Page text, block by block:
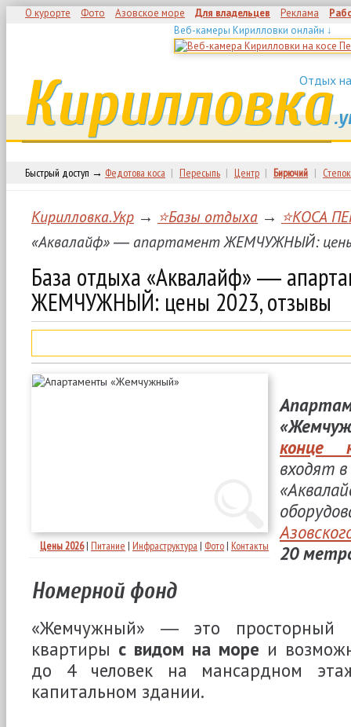
О курорте Фото Азовское море Для владельцев Реклама
Веб-камеры Кирилловки онлайн ↓
Отдых
Кирилловка
Быстрый доступ → Федотова коса | Пересыпь | Центр | Бирючий | Степок
Кирилловка.Укр → ⭐Базы отдыха → ⭐КОСА
«Аквалайф» ― апартамент ЖЕМЧУЖНЫЙ:
База отдыха «Аквалайф» ―
ЖЕМЧУЖНЫЙ: цены 2023, отзывы
Цены 2026| Питание | Инфраструктура | Фото | Контакты
конце
входят
20
Номерной фонд
«Жемчужный» ― это просторный
квартиры с видом на море и
до 4 человек на мансардном
капитальном здании.